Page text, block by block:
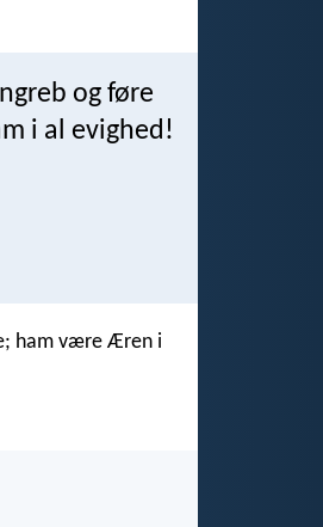
og føre
i al evighed!
ham være Æren i